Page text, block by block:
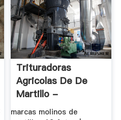
Trituradoras
Agricolas De De
Martillo -
Trituradora .
marcas molinos de